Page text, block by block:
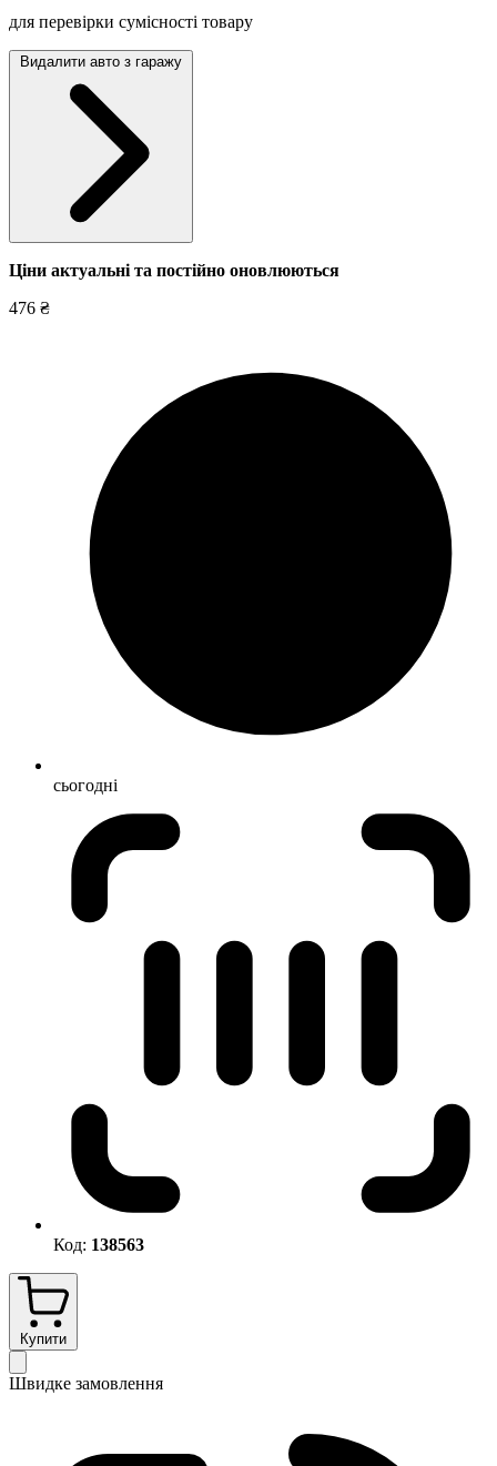
для перевірки сумісності товару
Видалити авто з гаражу
Ціни актуальні та постійно оновлюються
476 ₴
сьогодні
Код: 138563
Купити
Швидке замовлення